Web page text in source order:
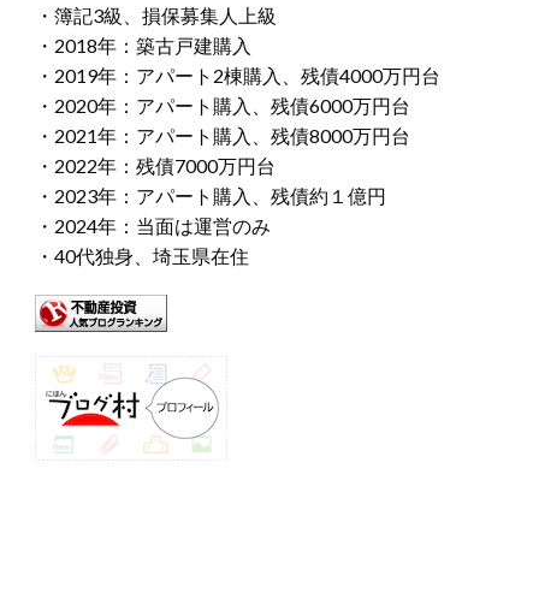
・簿記3級、損保募集人上級
・2018年：築古戸建購入
・2019年：アパート2棟購入、残債4000万円台
・2020年：アパート購入、残債6000万円台
・2021年：アパート購入、残債8000万円台
・2022年：残債7000万円台
・2023年：アパート購入、残債約１億円
・2024年：当面は運営のみ
・40代独身、埼玉県在住